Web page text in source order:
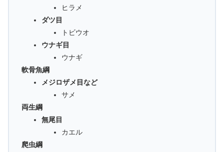
ヒラメ
ダツ目
トビウオ
ウナギ目
ウナギ
軟骨魚綱
メジロザメ目など
サメ
両生綱
無尾目
カエル
爬虫綱